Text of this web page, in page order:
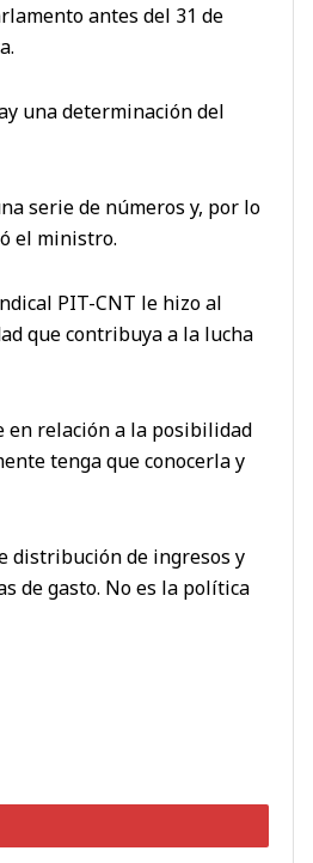
antes del 31 de
una determinación del
serie de números y, por lo
el ministro.
PIT-CNT le hizo al
que contribuya a la lucha
en relación a la posibilidad
tenga que conocerla y
distribución de ingresos y
de gasto. No es la política